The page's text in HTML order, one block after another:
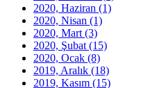
2020, Haziran (1)
2020, Nisan (1)
2020, Mart (3)
2020, Şubat (15)
2020, Ocak (8)
2019, Aralık (18)
2019, Kasım (15)